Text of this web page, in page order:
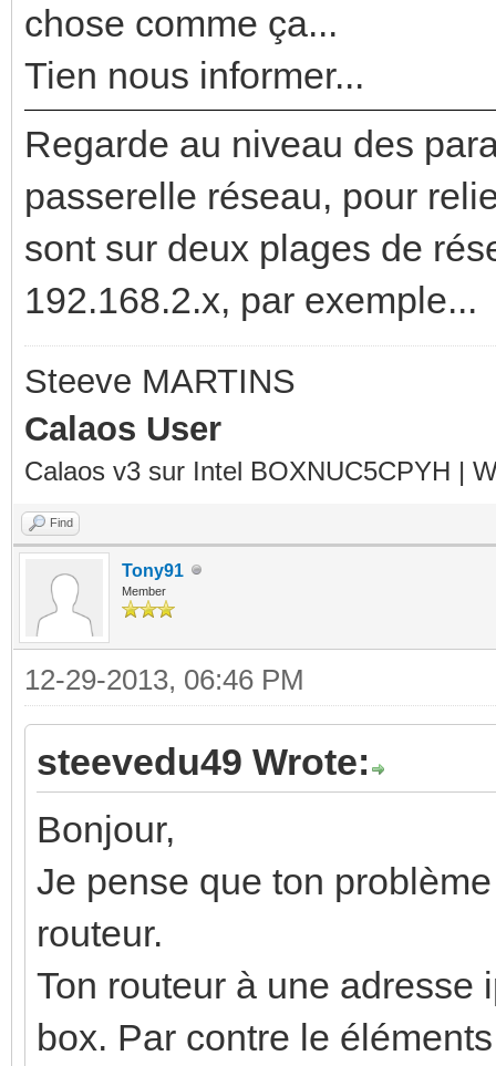
chose comme ça...
Tien nous informer...
Regarde au niveau des
passerelle réseau, pour
sont sur deux plages de
192.168.2.x, par exemple...
Steeve MARTINS
Calaos User
Calaos v3 sur Intel BOXNUC5CPYH |
Find
Tony91
Member
12-29-2013, 06:46 PM
steevedu49 Wrote:
Bonjour,
Je pense que ton
routeur.
Ton routeur à une adresse
box. Par contre le